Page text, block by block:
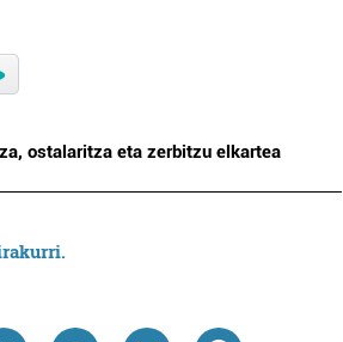
ostalaritza eta zerbitzu elkartea